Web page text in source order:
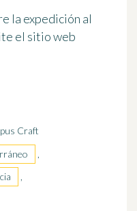
la expedición al
el sitio web
Craft
,
,